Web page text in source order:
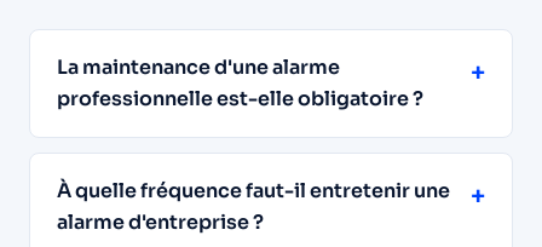
La maintenance d'une alarme
professionnelle est-elle obligatoire ?
+
À quelle fréquence faut-il entretenir une
alarme d'entreprise ?
+